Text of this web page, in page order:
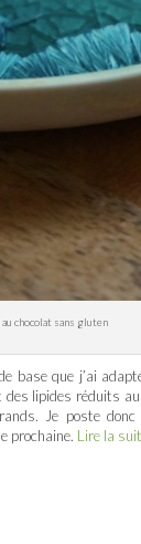
chocolat sans gluten
base que j’ai
lipides réduits
Je poste donc
prochaine. Lire la